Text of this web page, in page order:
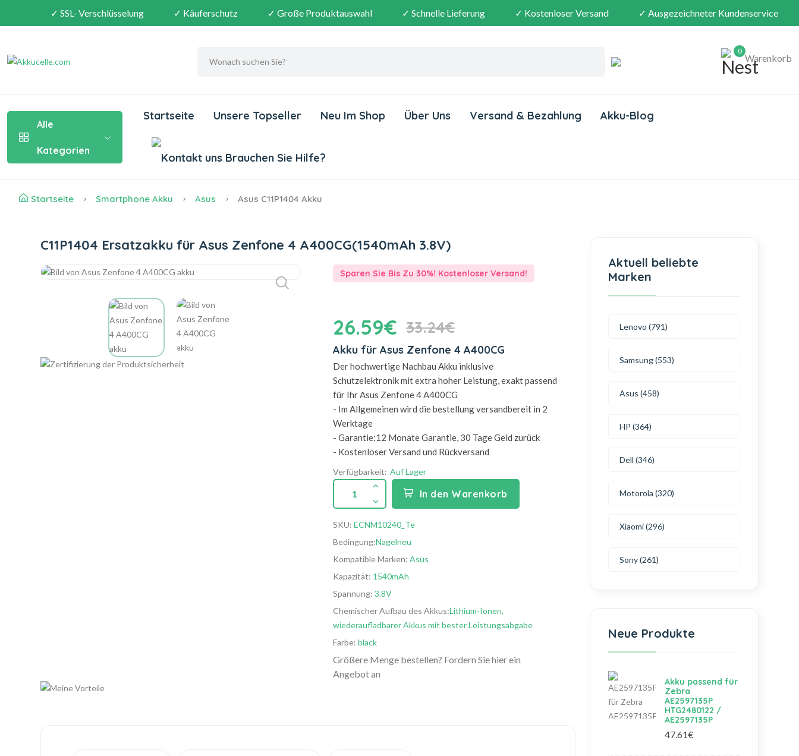
✓ SSL- Verschlüsselung ✓ Käuferschutz ✓ Große Produktauswahl ✓ Schnelle Lieferung ✓ Kostenloser Versand ✓ Ausgezeichneter Kundenservice
0
Warenkorb
Alle
Kategorien
Startseite Unsere Topseller Neu Im Shop Über Uns Versand & Bezahlung Akku-Blog
Brauchen Sie Hilfe?
Startseite Smartphone Akku Asus Asus C11P1404 Akku
C11P1404 Ersatzakku für Asus Zenfone 4 A400CG(1540mAh 3.8V)
Sparen Sie Bis Zu 30%! Kostenloser Versand!
26.59€ 33.24€
Akku für Asus Zenfone 4 A400CG
Der hochwertige Nachbau Akku inklusive
Schutzelektronik mit extra hoher Leistung, exakt passend
für Ihr Asus Zenfone 4 A400CG
- Im Allgemeinen wird die bestellung versandbereit in 2
Werktage
- Garantie:12 Monate Garantie, 30 Tage Geld zurück
- Kostenloser Versand und Rückversand
Verfügbarkeit: Auf Lager
1 In den Warenkorb
SKU: ECNM10240_Te
Bedingung:Nagelneu
Kompatible Marken: Asus
Kapazität: 1540mAh
Spannung: 3.8V
Chemischer Aufbau des Akkus:Lithium-Ionen,
wiederaufladbarer Akkus mit bester Leistungsabgabe
Farbe: black
Größere Menge bestellen? Fordern Sie hier ein
Angebot an
Aktuell beliebte
Marken
Lenovo (791)
Samsung (553)
Asus (458)
HP (364)
Dell (346)
Motorola (320)
Xiaomi (296)
Sony (261)
Neue Produkte
Akku passend für
Zebra
AE2597135P
HTG2480122 /
AE2597135P
47.61€